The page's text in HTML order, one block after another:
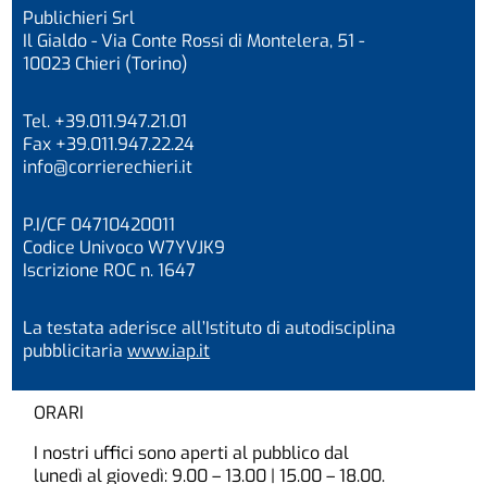
Publichieri Srl
Il Gialdo - Via Conte Rossi di Montelera, 51 -
10023 Chieri (Torino)
Tel. +39.011.947.21.01
Fax +39.011.947.22.24
info@corrierechieri.it
P.I/CF 04710420011
Codice Univoco W7YVJK9
Iscrizione ROC n. 1647
La testata aderisce all’Istituto di autodisciplina
pubblicitariawww.iap.it
ORARI
I nostri uffici sono aperti al pubblico dal
lunedì al giovedì: 9.00 – 13.00 | 15.00 – 18.00.